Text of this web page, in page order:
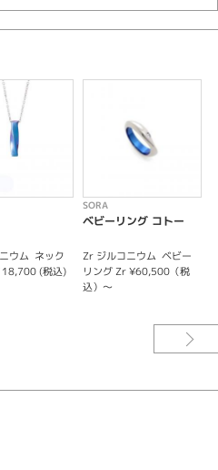
二人の未来の輝きを重ねて。生き生き
ヤモンドのアシンメトリーデザインで
ウム ネック
18,700 (税込)
SORA
ベビーリング コトー
Zr ジルコニウム ベビー
リング Zr ¥60,500（税
込）〜